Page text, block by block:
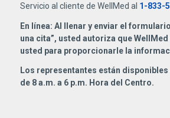
Servicio al cliente de WellMed al 1-833-
En línea: Al llenar y enviar el
una cita”, usted autoriza que
usted para proporcionarle la
Los representantes están disponibles
de 8 a.m. a 6 p.m. Hora del Centro.